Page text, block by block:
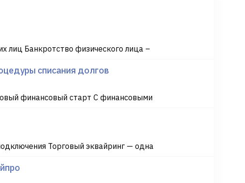
лиц Банкротство физического лица –
списания долгов
финансовый старт С финансовыми
Торговый эквайринг — одна